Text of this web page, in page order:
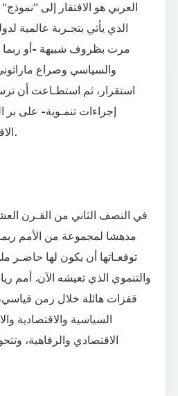
العربي هو الافتقار إلى
الذي يأتي بتجـربة عالمية
مرت بظروف شبيهة -أو ربما
والسياسي وصراع
استقرار، ثم استطـاعت أن
إجراءات تنمـوية- على بر
الاقتصادي والعلمي والتقني.
في النصف الثاني من القـرن
مدهشا لمجموعة من الأمم
توقعـاتها أن يكون لها حاضـر
والتنموي الذي تعيشه الآن. أمم
قفزات هائلة خلال زمن
السياسية والاقتصادية
الاقتصادي والرفاهية،